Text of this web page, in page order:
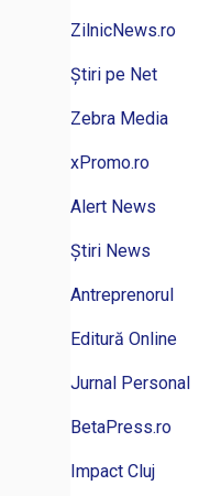
ZilnicNews.ro
Știri pe Net
Zebra Media
xPromo.ro
Alert News
Știri News
Antreprenorul
Editură Online
Jurnal Personal
BetaPress.ro
Impact Cluj